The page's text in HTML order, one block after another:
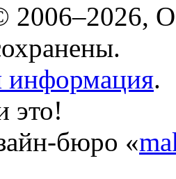
2006–2026,
информация.
это!
бюро «